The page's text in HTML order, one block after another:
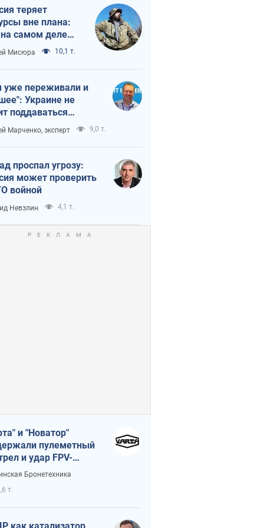
теряет
вне плана:
на самом деле
темп войны
Мисюра 10,1 т.
переживали и
Украине не
поддаваться
из-за
террора
Марченко, эксперт 9,0 т.
проспал угрозу:
может проверить
войной
Невзлин 4,1 т.
и "Новатор"
пулеметный
и удар FPV-
сохранив жизнь
Бронетехника
т.